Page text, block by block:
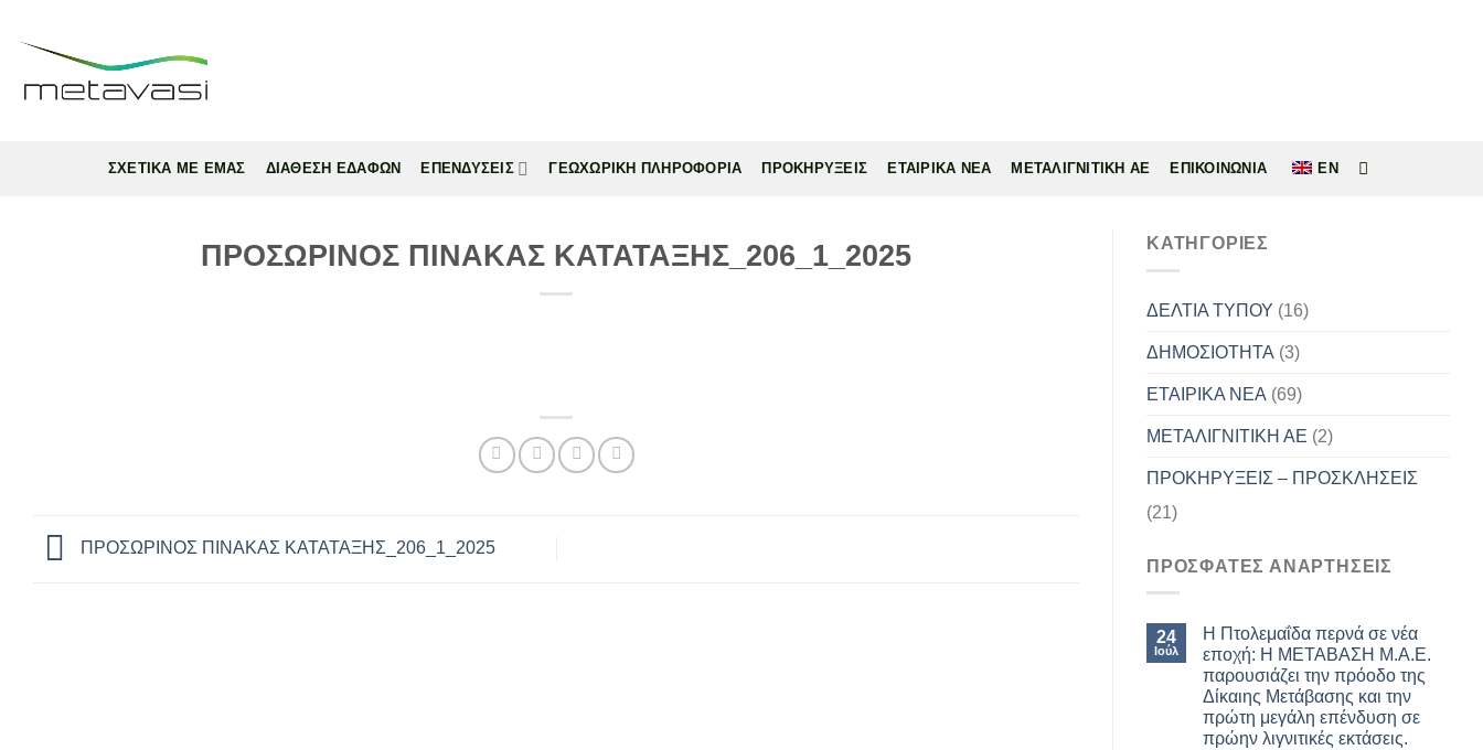
ΣΧΕΤΙΚΑ ΜΕ ΕΜΑΣ ΔΙΑΘΕΣΗ ΕΔΑΦΩΝ ΕΠΕΝΔΥΣΕΙΣ ΓΕΩΧΩΡΙΚΗ ΠΛΗΡΟΦΟΡΙΑ ΠΡΟΚΗΡΥΞΕΙΣ ΕΤΑΙΡΙΚΑ ΝΕΑ ΜΕΤΑΛΙΓΝΙΤΙΚΗ ΑΕ ΕΠΙΚΟΙΝΩΝΙΑ EN
ΠΡΟΣΩΡΙΝΟΣ ΠΙΝΑΚΑΣ ΚΑΤΑΤΑΞΗΣ_206_1_2025
ΠΡΟΣΩΡΙΝΟΣ ΠΙΝΑΚΑΣ ΚΑΤΑΤΑΞΗΣ_206_1_2025
KΑΤΗΓΟΡΊΕΣ
ΔΕΛΤΙΑ ΤΥΠΟΥ (16)
ΔΗΜΟΣΙΟΤΗΤΑ (3)
ΕΤΑΙΡΙΚΑ ΝΕΑ (69)
ΜΕΤΑΛΙΓΝΙΤΙΚΗ ΑΕ (2)
ΠΡΟΚΗΡΥΞΕΙΣ – ΠΡΟΣΚΛΗΣΕΙΣ
(21)
ΠΡΟΣΦΑΤΕΣ ΑΝΑΡΤΗΣΕΙΣ
24
Ιούλ
Η Πτολεμαΐδα περνά σε νέα
εποχή: Η ΜΕΤΑΒΑΣΗ Μ.Α.Ε.
παρουσιάζει την πρόοδο της
Δίκαιης Μετάβασης και την
πρώτη μεγάλη επένδυση σε
πρώην λιγνιτικές εκτάσεις.